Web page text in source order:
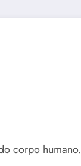
corpo humano.